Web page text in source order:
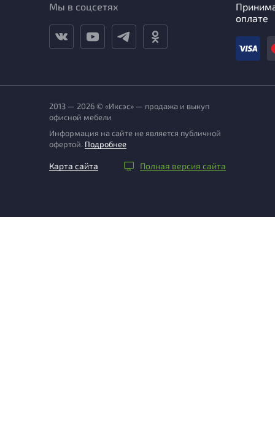
Мы в соцсетях
оплате
2013 — 2026 © «Иксэс» — продажа и выкуп
офисной мебели
Информация на сайте не является публичной
офертой. Подробнее
Карта сайта Полная версия сайта